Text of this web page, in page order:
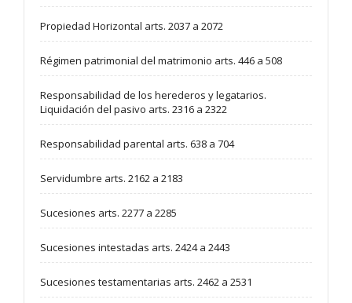
Propiedad Horizontal arts. 2037 a 2072
Régimen patrimonial del matrimonio arts. 446 a 508
Responsabilidad de los herederos y legatarios.
Liquidación del pasivo arts. 2316 a 2322
Responsabilidad parental arts. 638 a 704
Servidumbre arts. 2162 a 2183
Sucesiones arts. 2277 a 2285
Sucesiones intestadas arts. 2424 a 2443
Sucesiones testamentarias arts. 2462 a 2531